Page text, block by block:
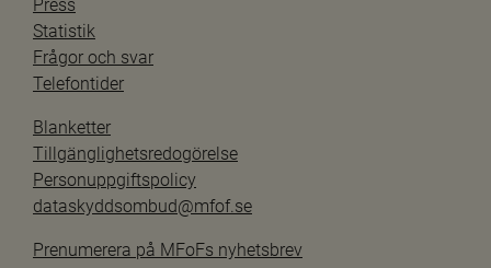
Press
Statistik
Frågor och svar
Telefontider
Blanketter
Tillgänglighetsredogörelse
Personuppgiftspolicy
dataskyddsombud@mfof.se
Prenumerera på MFoFs nyhetsbrev